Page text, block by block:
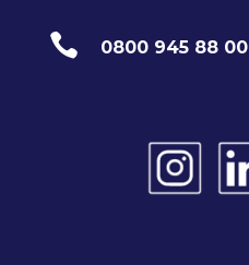
 0800 945 88 00